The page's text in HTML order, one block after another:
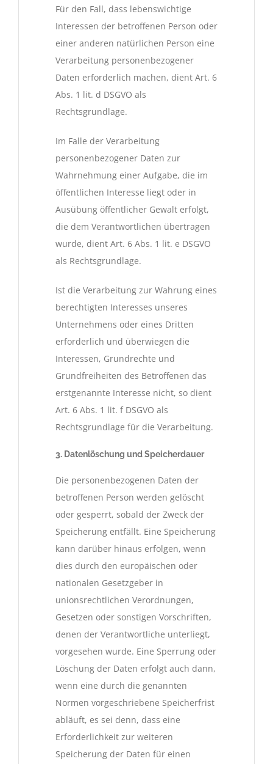
Für den Fall, dass lebenswichtige
Interessen der betroffenen Person oder
einer anderen natürlichen Person eine
Verarbeitung personenbezogener
Daten erforderlich machen, dient Art. 6
Abs. 1 lit. d DSGVO als
Rechtsgrundlage.
Im Falle der Verarbeitung
personenbezogener Daten zur
Wahrnehmung einer Aufgabe, die im
öffentlichen Interesse liegt oder in
Ausübung öffentlicher Gewalt erfolgt,
die dem Verantwortlichen übertragen
wurde, dient Art. 6 Abs. 1 lit. e DSGVO
als Rechtsgrundlage.
Ist die Verarbeitung zur Wahrung eines
berechtigten Interesses unseres
Unternehmens oder eines Dritten
erforderlich und überwiegen die
Interessen, Grundrechte und
Grundfreiheiten des Betroffenen das
erstgenannte Interesse nicht, so dient
Art. 6 Abs. 1 lit. f DSGVO als
Rechtsgrundlage für die Verarbeitung.
3. Datenlöschung und Speicherdauer
Die personenbezogenen Daten der
betroffenen Person werden gelöscht
oder gesperrt, sobald der Zweck der
Speicherung entfällt. Eine Speicherung
kann darüber hinaus erfolgen, wenn
dies durch den europäischen oder
nationalen Gesetzgeber in
unionsrechtlichen Verordnungen,
Gesetzen oder sonstigen Vorschriften,
denen der Verantwortliche unterliegt,
vorgesehen wurde. Eine Sperrung oder
Löschung der Daten erfolgt auch dann,
wenn eine durch die genannten
Normen vorgeschriebene Speicherfrist
abläuft, es sei denn, dass eine
Erforderlichkeit zur weiteren
Speicherung der Daten für einen